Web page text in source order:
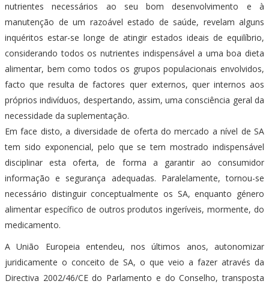
nutrientes necessários ao seu bom desenvolvimento e à
manutenção de um razoável estado de saúde, revelam alguns
inquéritos estar-se longe de atingir estados ideais de equilíbrio,
considerando todos os nutrientes indispensável a uma boa dieta
alimentar, bem como todos os grupos populacionais envolvidos,
facto que resulta de factores quer externos, quer internos aos
próprios indivíduos, despertando, assim, uma consciência geral da
necessidade da suplementação.
Em face disto, a diversidade de oferta do mercado a nível de SA
tem sido exponencial, pelo que se tem mostrado indispensável
disciplinar esta oferta, de forma a garantir ao consumidor
informação e segurança adequadas. Paralelamente, tornou-se
necessário distinguir conceptualmente os SA, enquanto género
alimentar específico de outros produtos ingeríveis, mormente, do
medicamento.
A União Europeia entendeu, nos últimos anos, autonomizar
juridicamente o conceito de SA, o que veio a fazer através da
Directiva 2002/46/CE do Parlamento e do Conselho, transposta